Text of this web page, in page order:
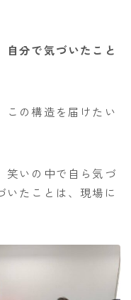
自分で気づいたこと
この構造を届けたい
笑いの中で自ら気づ
いたことは、現場に